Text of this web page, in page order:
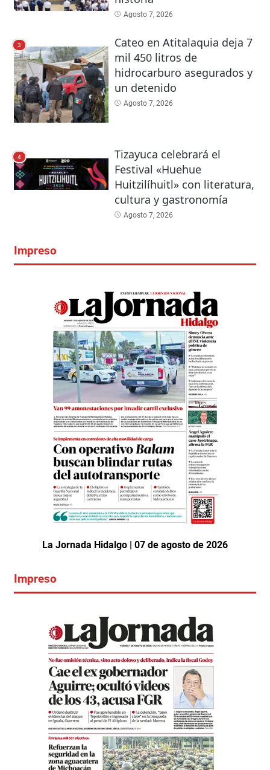
Agosto 7, 2026
3
Cateo en Atitalaquia deja 7
mil 450 litros de
hidrocarburo asegurados y
un detenido
Agosto 7, 2026
4
Tizayuca celebrará el
Festival «Huehue
Huitzilíhuitl» con literatura,
cultura y gastronomía
Agosto 7, 2026
Impreso
La Jornada Hidalgo | 07 de agosto de 2026
Impreso